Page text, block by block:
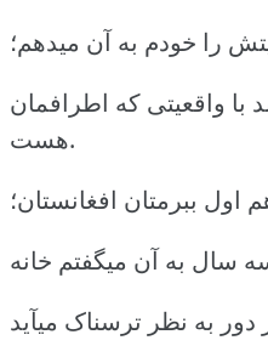
را خودم به آن میدهم؛
با واقعیتی که اطرافمان
هست.
اول ببرمتان افغانستان؛